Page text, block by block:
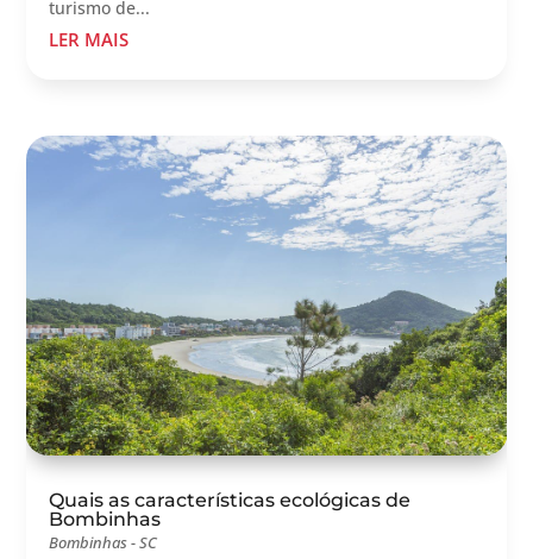
turismo de...
LER MAIS
Quais as características ecológicas de
Bombinhas
Bombinhas - SC